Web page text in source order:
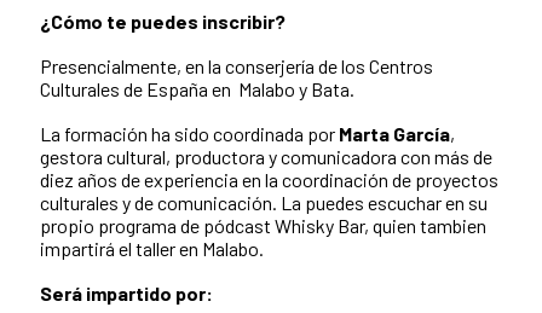
¿Cómo te puedes inscribir?
Presencialmente, en la conserjería de los Centros
Culturales de España en Malabo y Bata.
La formación ha sido coordinada por Marta García,
gestora cultural, productora y comunicadora con más de
diez años de experiencia en la coordinación de proyectos
culturales y de comunicación. La puedes escuchar en su
propio programa de pódcast Whisky Bar, quien tambien
impartirá el taller en Malabo.
Será impartido por: